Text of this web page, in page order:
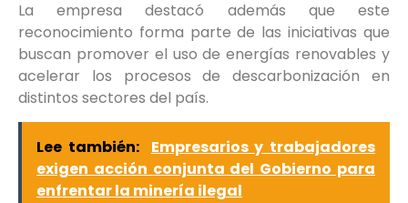
La empresa destacó además que este
reconocimiento forma parte de las iniciativas que
buscan promover el uso de energías renovables y
acelerar los procesos de descarbonización en
distintos sectores del país.
Lee también:
Empresarios y trabajadores
exigen acción conjunta del Gobierno para
enfrentar la minería ilegal